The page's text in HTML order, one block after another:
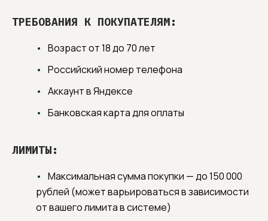
ТРЕБОВАНИЯ К ПОКУПАТЕЛЯМ:
Возраст от 18 до 70 лет
Российский номер телефона
Аккаунт в Яндексе
Банковская карта для оплаты
ЛИМИТЫ:
Максимальная сумма покупки — до 150 000
рублей (может варьироваться в зависимости
от вашего лимита в системе)